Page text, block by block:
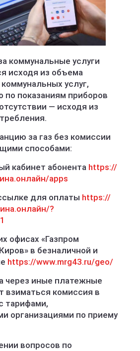
коммунальные услуги
исходя из объема
услуг,
по показаниям приборов
— исходя из
за газ без комиссии
способами:
кабинет абонента https://
apps
для оплаты https://
?
офисах «Газпром
в безналичной и
https://www.mrg43.ru/geo/
через иные платежные
взиматься комиссия в
тарифами,
организациями по приему
вопросов по